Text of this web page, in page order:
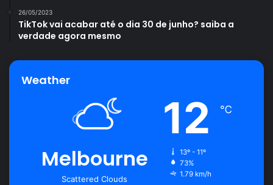
26/05/2023
TikTok vai acabar até o dia 30 de junho? saiba a
verdade agora mesmo
Weather
Melbourne
Scattered Clouds
12 ℃
13º - 11º
73%
1.79 km/h